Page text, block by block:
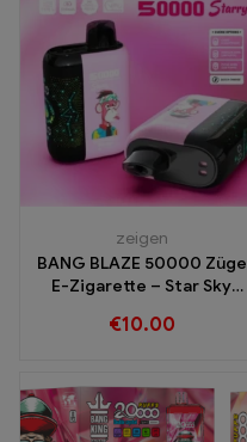
zeigen
BANG BLAZE 50000 Züge
E-Zigarette – Star Sky
€10.00